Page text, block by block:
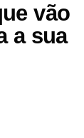
vão
a sua